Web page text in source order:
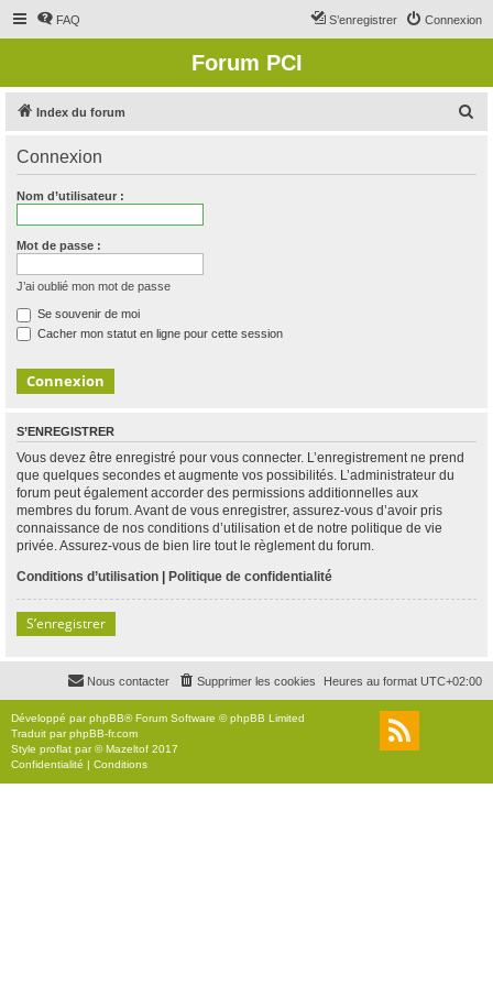
FAQ Connexion
S’enregistrer
Forum PCI
Index du forum
Connexion
Nom d’utilisateur :
Mot de passe :
J’ai oublié mon mot de passe
Se souvenir de moi
Cacher mon statut en ligne pour cette session
S’ENREGISTRER
Vous devez être enregistré pour vous connecter. L’enregistrement ne prend
que quelques secondes et augmente vos possibilités. L’administrateur du
forum peut également accorder des permissions additionnelles aux
membres du forum. Avant de vous enregistrer, assurez-vous d’avoir pris
connaissance de nos conditions d’utilisation et de notre politique de vie
privée. Assurez-vous de bien lire tout le règlement du forum.
Conditions d’utilisation | Politique de confidentialité
S’enregistrer
Heures au format UTC+02:00
Supprimer les cookies
Nous contacter
Développé parphpBB® Forum Software © phpBB Limited
Traduit parphpBB-fr.com
Style proflat par ©Mazeltof 2017
Confidentialité | Conditions